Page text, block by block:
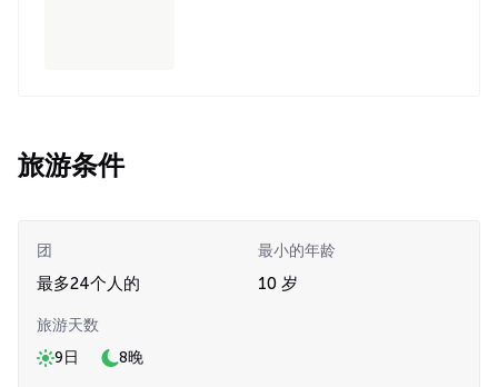
旅游条件
团
最多24个人的
最小的年龄
10 岁
旅游天数
9日
8晚